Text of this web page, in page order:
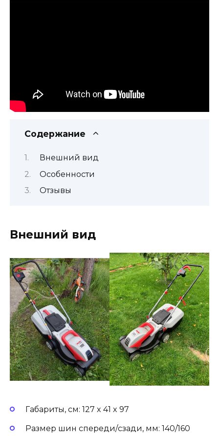
Содержание
Внешний вид
Особенности
Отзывы
Внешний вид
Габариты, см: 127 x 41 x 97
Размер шин спереди/сзади, мм: 140/160